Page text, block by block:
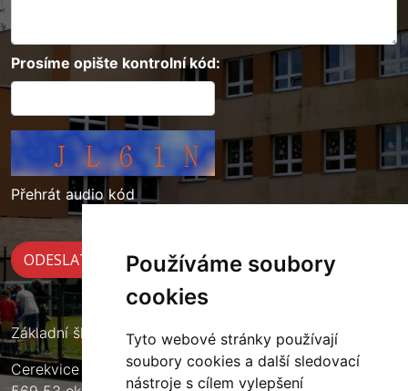
Používáme soubory
cookies
Tyto webové stránky používají
soubory cookies a další sledovací
nástroje s cílem vylepšení
Prosíme opište kontrolní kód:
Přehrát audio kód
Základní škola Cerekvice nad Loučnou
Cerekvice nad Loučnou 135